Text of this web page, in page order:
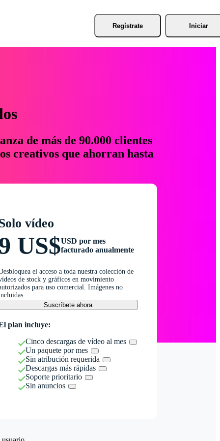
Regístrate Iniciar
de más de 90.000 clientes
creativos que ahorran hasta
vídeo
US$USD por mes
facturado anualmente
el acceso a toda nuestra colección de
de stock y gráficos en movimiento
para uso comercial. Imágenes no
Suscríbete ahora
plan incluye:
Cinco descargas de vídeo al mes
Un paquete por mes
Sin atribución requerida
Descargas más rápidas
Soporte prioritario
Sin anuncios